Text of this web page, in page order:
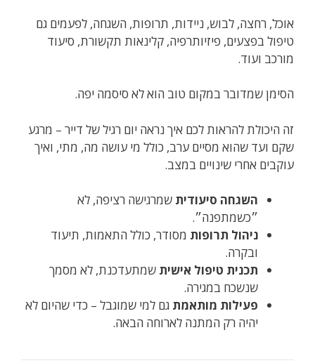
אוכל, רחצה, לבוש, ניידות, תרופות, השגחה, לפעמים גם
טיפול בפצעים, פיזיותרפיה, קלינאות תקשורת, סיעוד
מורכב ועוד.
הסימן שמדובר במקום טוב הוא לא סיסמה יפה.
זה היכולת להראות לכם איך נראה יום רגיל של דייר – מרגע
שקם ועד שהוא מסיים ערב, כולל מי עושה מה, מתי, ואיך
עוקבים אחרי שינויים במצב.
השגחה סיעודית שמרגישה רציפה, לא
״כשמתפנה״.
ניהול תרופות מסודר, כולל התאמות, תיעוד
ובקרה.
תכנית טיפול אישית שמתעדכנת, לא מסמך
שנשכח במגירה.
פעילות מותאמת גם למי שמוגבל – כדי שהיום לא
יהיה רק המתנה לארוחה הבאה.